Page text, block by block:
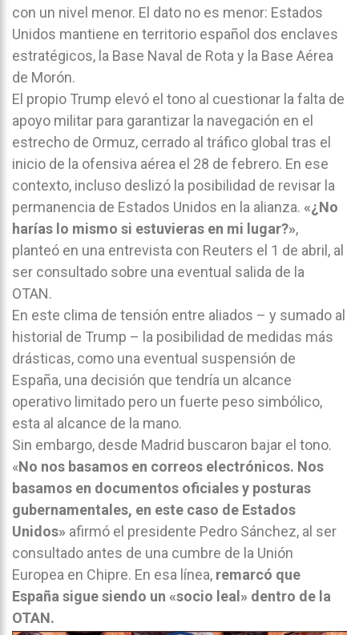
con un nivel menor. El dato no es menor: Estados
Unidos mantiene en territorio español dos enclaves
estratégicos, la Base Naval de Rota y la Base Aérea
de Morón.
El propio Trump elevó el tono al cuestionar la falta de
apoyo militar para garantizar la navegación en el
estrecho de Ormuz, cerrado al tráfico global tras el
inicio de la ofensiva aérea el 28 de febrero. En ese
contexto, incluso deslizó la posibilidad de revisar la
permanencia de Estados Unidos en la alianza. «¿No
harías lo mismo si estuvieras en mi lugar?»,
planteó en una entrevista con Reuters el 1 de abril, al
ser consultado sobre una eventual salida de la
OTAN.
En este clima de tensión entre aliados – y sumado al
historial de Trump – la posibilidad de medidas más
drásticas, como una eventual suspensión de
España, una decisión que tendría un alcance
operativo limitado pero un fuerte peso simbólico,
esta al alcance de la mano.
Sin embargo, desde Madrid buscaron bajar el tono.
«No nos basamos en correos electrónicos. Nos
basamos en documentos oficiales y posturas
gubernamentales, en este caso de Estados
Unidos» afirmó el presidente Pedro Sánchez, al ser
consultado antes de una cumbre de la Unión
Europea en Chipre. En esa línea, remarcó que
España sigue siendo un «socio leal» dentro de la
OTAN.